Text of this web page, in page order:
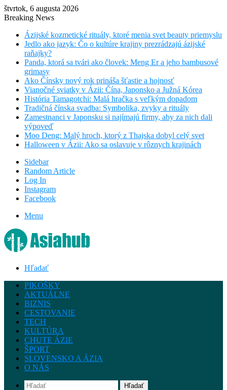
štvrtok, 6 augusta 2026
Breaking News
Ázijské kozmetické rituály, ktoré menia svet beauty priemyslu
Jedlo ako jazyk: Čo o kultúre krajiny prezrádzajú ázijské
raňajky?
Panda, ktorá sa tvári ako človek: Meng Er a jeho bambusové
grimasy
Ako Čínsky nový rok prináša šťastie a hojnosť
Vianočné sviatky v Ázii: Čína, Japonsko a Južná Kórea
História Tamagotchi: Malá hračka s veľkým dopadom
Tradičná čínska svadba: Symbolika, zvyky a rituály
Zamestnanci v Japonsku si najímajú firmy, aby za nich dali
výpoveď
Moo Deng: Malý hroch, ktorý z Thajska dobyl celý svet
Halloween v Ázii: Ako sa oslavuje v rôznych krajinách
Sidebar
Random Article
Log In
Instagram
Facebook
Menu
Hľadať
PIKOŠKY
AKTUÁLNE
BIZNIS
CESTOVANIE
TECH
KULTÚRA
CHUTE ÁZIE
ŠPORT
SLOVENSKO A ÁZIA
O NÁS
Hľadať